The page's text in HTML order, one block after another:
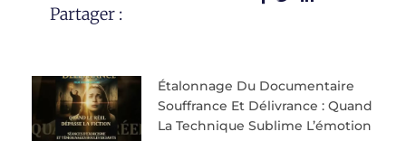
Partager :
Étalonnage Du Documentaire
Souffrance Et Délivrance : Quand
La Technique Sublime L’émotion